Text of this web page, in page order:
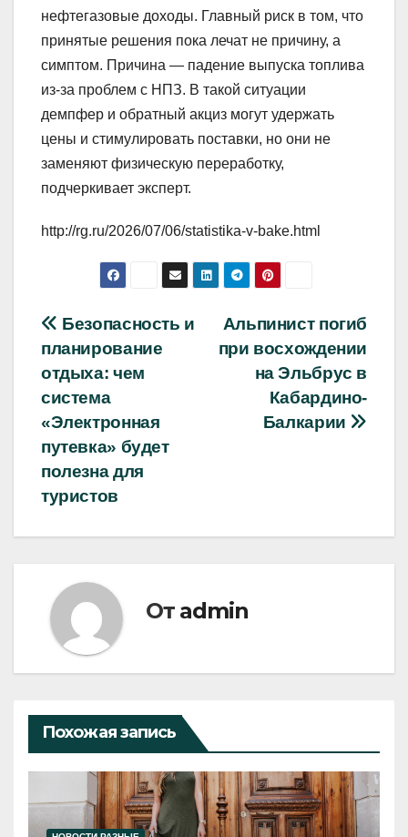
нефтегазовые доходы. Главный риск в том, что
принятые решения пока лечат не причину, а
симптом. Причина — падение выпуска топлива
из-за проблем с НПЗ. В такой ситуации
демпфер и обратный акциз могут удержать
цены и стимулировать поставки, но они не
заменяют физическую переработку,
подчеркивает эксперт.
http://rg.ru/2026/07/06/statistika-v-bake.html
Навигация
по
записям
Альпинист погиб
при восхождении
на Эльбрус в
Кабардино-
Балкарии
Безопасность и
планирование
отдыха: чем
система
«Электронная
путевка» будет
полезна для
туристов
От admin
Похожая запись